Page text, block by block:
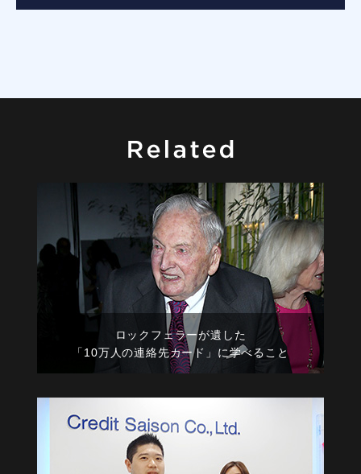
ロックフェラーが遺した
「10万人の連絡先カード」に学べること